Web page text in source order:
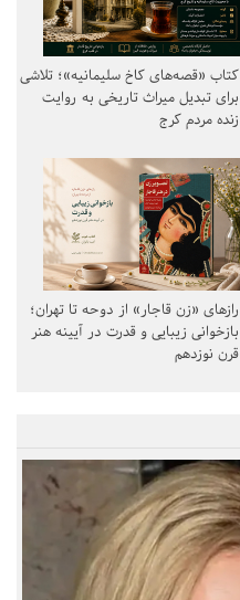
کتاب «قصه‌های کاخ سلیمانیه»؛ تلاشی
برای تبدیل میراث تاریخی به روایت
زنده مردم کرج
رازهای «زن قاجار» از دوحه تا تهران؛
بازخوانی زیبایی و قدرت در آیینه هنر
قرن نوزدهم